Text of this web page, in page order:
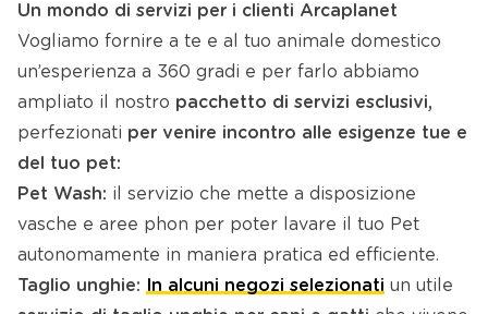
Un mondo di servizi per i clienti Arcaplanet
Vogliamo fornire a te e al tuo animale domestico
un’esperienza a 360 gradi e per farlo abbiamo
ampliato il nostro pacchetto di servizi esclusivi,
perfezionati per venire incontro alle esigenze tue e
del tuo pet:
Pet Wash: il servizio che mette a disposizione
vasche e aree phon per poter lavare il tuo Pet
autonomamente in maniera pratica ed efficiente.
Taglio unghie:
In alcuni negozi selezionati un utile